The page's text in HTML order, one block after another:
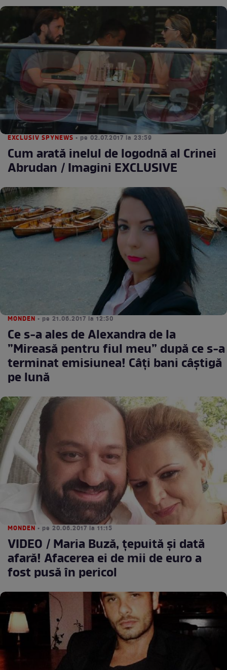
EXCLUSIV SPYNEWS • pe 02.07.2017 la 23:59
Cum arată inelul de logodnă al Crinei
Abrudan / Imagini EXCLUSIVE
MONDEN • pe 21.06.2017 la 12:50
Ce s-a ales de Alexandra de la
”Mireasă pentru fiul meu” după ce s-a
terminat emisiunea! Câți bani câștigă
pe lună
MONDEN • pe 20.06.2017 la 11:15
VIDEO / Maria Buză, țepuită și dată
afară! Afacerea ei de mii de euro a
fost pusă în pericol